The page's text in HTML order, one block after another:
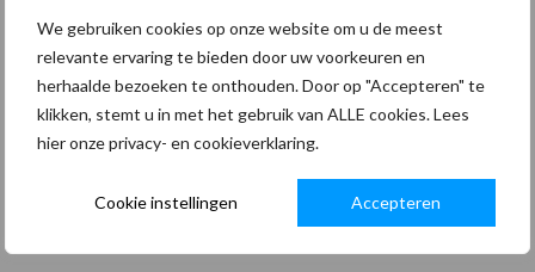
We gebruiken cookies op onze website om u de meest
relevante ervaring te bieden door uw voorkeuren en
herhaalde bezoeken te onthouden. Door op "Accepteren" te
klikken, stemt u in met het gebruik van ALLE cookies. Lees
hier onze privacy- en cookieverklaring.
Cookie instellingen Accepteren
Je persoonlijke gegevens worden gebruikt om je
ervaring op deze site te ondersteunen, om toegang
tot je account te beheren en voor andere doeleinden
zoals omschreven in onzeprivacybeleid.